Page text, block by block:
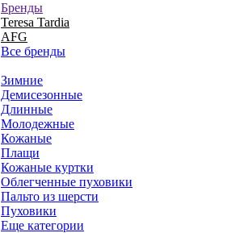
Бренды
Teresa Tardia
AFG
Все бренды
Зимние
Демисезонные
Длинные
Молодежные
Кожаные
Плащи
Кожаные куртки
Облегченные пуховики
Пальто из шерсти
Пуховики
Еще категории